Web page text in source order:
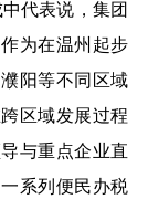
代表说，集团
为在温州起步
阳等不同区域
区域发展过程
与重点企业直
系列便民办税